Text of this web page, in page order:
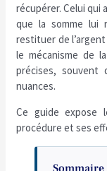
récupérer. Celui qui
que la somme lui
restituer de
le mécanisme de la
précises, souvent
nuances.
Ce guide expose
procédure et ses